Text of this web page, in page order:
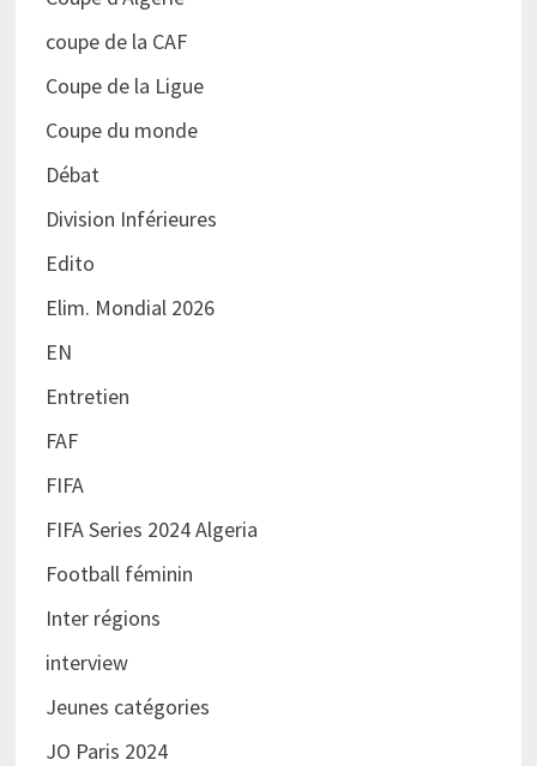
coupe de la CAF
Coupe de la Ligue
Coupe du monde
Débat
Division Inférieures
Edito
Elim. Mondial 2026
EN
Entretien
FAF
FIFA
FIFA Series 2024 Algeria
Football féminin
Inter régions
interview
Jeunes catégories
JO Paris 2024